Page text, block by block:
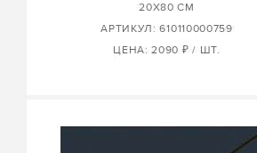
20X80 СМ
АРТИКУЛ: 610110000759
ЦЕНА: 2090 ₽ / ШТ.